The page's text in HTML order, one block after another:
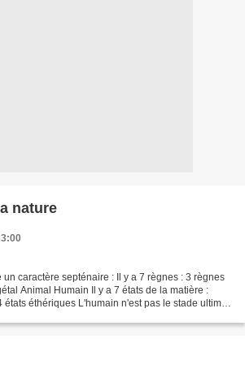
nature
caractère septénaire : Il y a 7 règnes : 3 règnes
Animal Humain Il y a 7 états de la matière :
éthériques L'humain n'est pas le stade ultime